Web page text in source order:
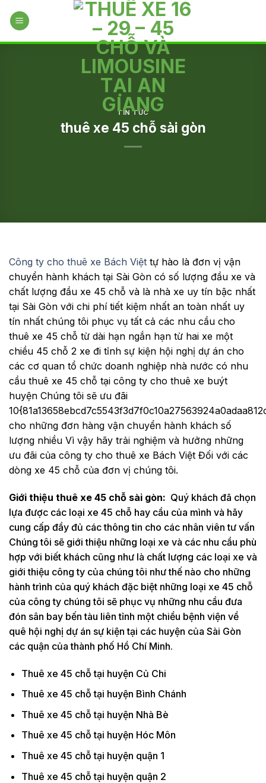
TIN TỨC
thuê xe 45 chỗ sài gòn
Công ty cho thuê xe Bách Việt tự hào là đơn vị vận
chuyển hành khách tại Sài Gòn có số lượng đầu xe và
chất lượng đầu xe 45 chỗ và là nhà xe uy tín bậc nhất
tại Sài Gòn với chi phí tiết kiệm nhất an toàn nhất uy
tín nhất chúng tôi phục vụ tất cả các nhu cầu cho
thuê xe 45 chỗ từ dài hạn ngắn hạn từ hai xe một
chiều 45 chỗ 2 xe đi tỉnh sự kiện hội nghị dự án cho
các cơ quan tổ chức doanh nghiệp nhà nước có nhu
cầu thuê xe 45 chỗ tại công ty cho thuê xe buýt
huyện Chúng tôi sẽ ưu đãi
cho những đơn hàng vận chuyển hành khách số
lượng nhiều Vì vậy hãy trải nghiệm và hưởng những
ưu đãi của công ty cho thuê xe Bách Việt Đối với các
dòng xe 45 chỗ của đơn vị chúng tôi.
Giới thiệu thuê xe 45 chỗ sài gòn: Quý khách đã chọn
lựa được các loại xe 45 chỗ hay cầu của mình và hãy
cung cấp đầy đủ các thông tin cho các nhân viên tư vấn
Chúng tôi sẽ giới thiệu những loại xe và các nhu cầu phù
hợp với biết khách cũng như là chất lượng các loại xe và
giới thiệu công ty của chúng tôi như thế nào cho những
hành trình của quý khách đặc biệt những loại xe 45 chỗ
của công ty chúng tôi sẽ phục vụ những nhu cầu đưa
đón sân bay bến tàu liên tỉnh một chiều bệnh viện về
quê hội nghị dự án sự kiện tại các huyện của Sài Gòn
các quận của thành phố Hồ Chí Minh.
Thuê xe 45 chỗ tại huyện Củ Chi
Thuê xe 45 chỗ tại huyện Bình Chánh
Thuê xe 45 chỗ tại huyện Nhà Bè
Thuê xe 45 chỗ tại huyện Hóc Môn
Thuê xe 45 chỗ tại huyện quận 1
Thuê xe 45 chỗ tại huyện quận 2